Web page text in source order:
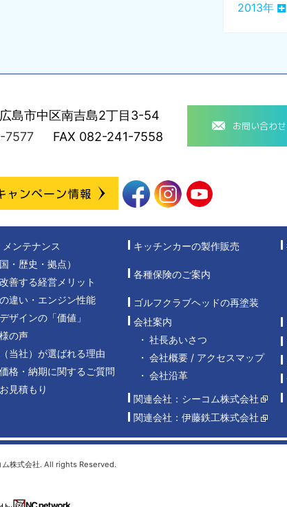
2013年
広島市中区南吉島2丁目3-54
7577 FAX 082-241-7558
お問い合わせ
ンテナンス
・歴史・拠点）
善する経営メリット
違い・エンジン性能
ザインの「価値」
の声
当社）が選ばれる理由
格・納期に関するご質問
見積もり
キッチンカーの製作販売
各種保険のご案内
ゴルフクラブヘッドの再塗装
会社案内
社長あいさつ
会社概要 / アクセスマップ
会社沿革
関連会社：シーコム株式会社
関連会社：伊藤鉄工株式会社
株式会社. All rights Reserved.